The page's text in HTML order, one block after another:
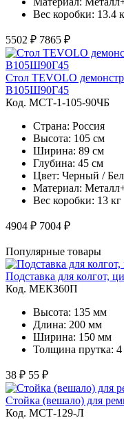
Вес коробки: 13.4
5502 ₽ 7865 ₽
Стол TEVOLO
В105Ш90Г45
Код. MСТ-1-105-90ЧБ
Страна: Россия
Высота: 105 см
Ширина: 89 см
Глубина: 45 см
Цвет: Черный /
Материал:
Вес коробки: 13 кг
4904 ₽ 7004 ₽
Популярные товары
Подставка для колгот,
Код. MЕК360П
Высота: 135 мм
Длина: 200 мм
Ширина: 150 мм
Толщина прутка:
38 ₽ 55 ₽
Стойка (вешало) для
Код. MСТ-129-Л